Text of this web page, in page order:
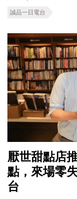
誠品一日電台
厭世甜點店
點，來場零
台